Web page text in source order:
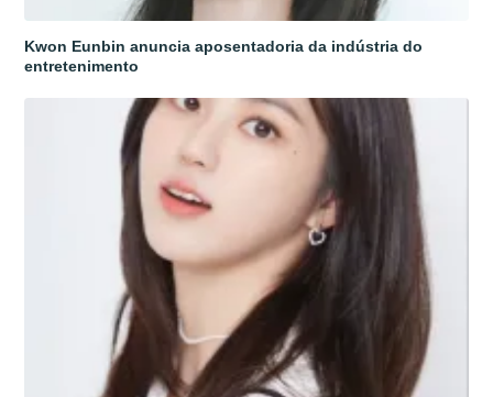
Kwon Eunbin anuncia aposentadoria da indústria do
entretenimento